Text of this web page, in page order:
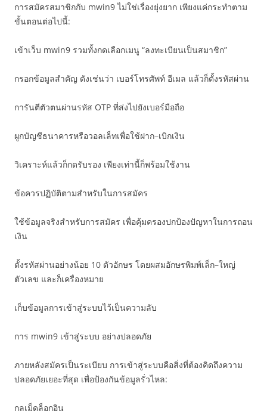
การสมัครสมาชิกกับ mwin9 ไม่ใช่เรื่องยุ่งยาก เพียงแค่กระทำตาม
ขั้นตอนต่อไปนี้:
เข้าเว็บ mwin9 รวมทั้งกดเลือกเมนู “ลงทะเบียนเป็นสมาชิก”
กรอกข้อมูลสำคัญ ดังเช่นว่า เบอร์โทรศัพท์ อีเมล แล้วก็ตั้งรหัสผ่าน
การันตีตัวตนผ่านรหัส OTP ที่ส่งไปยังเบอร์มือถือ
ผูกบัญชีธนาคารหรือวอลเล็ทเพื่อใช้ฝาก–เบิกเงิน
วิเคราะห์แล้วก็กดรับรอง เพียงเท่านี้ก็พร้อมใช้งาน
ข้อควรปฏิบัติตามสำหรับในการสมัคร
ใช้ข้อมูลจริงสำหรับการสมัคร เพื่อคุ้มครองปกป้องปัญหาในการถอน
เงิน
ตั้งรหัสผ่านอย่างน้อย 10 ตัวอักษร โดยผสมอักษรพิมพ์เล็ก–ใหญ่
ตัวเลข และก็เครื่องหมาย
เก็บข้อมูลการเข้าสู่ระบบไว้เป็นความลับ
การ mwin9 เข้าสู่ระบบ อย่างปลอดภัย
ภายหลังสมัครเป็นระเบียบ การเข้าสู่ระบบคือสิ่งที่ต้องคิดถึงความ
ปลอดภัยเยอะที่สุด เพื่อป้องกันข้อมูลรั่วไหล:
กลเม็ดล็อกอิน